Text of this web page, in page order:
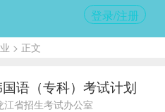
登录/注册
> 正文
语（专科）考试计划
江省招生考试办公室